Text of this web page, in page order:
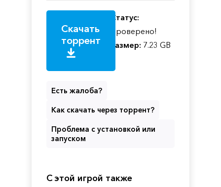
Скачать
торрент
Статус:
Проверено!
Размер: 7.23 GB
Есть жалоба?
Как скачать через торрент?
Проблема с установкой или
запуском
С этой игрой также